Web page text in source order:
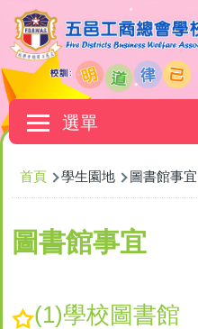
移至主內容
選單
Main
navigation
導
航
連
結
首頁 學生園地 圖書館事宜
圖書館事宜
(1)學校圖書館